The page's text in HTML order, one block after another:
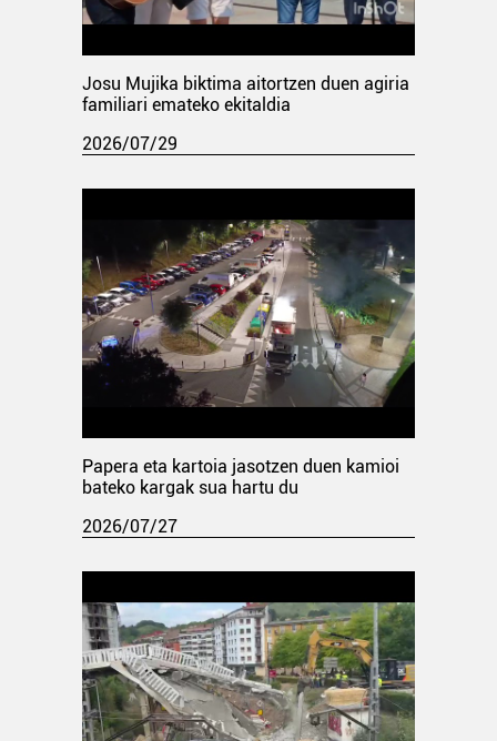
Josu Mujika biktima aitortzen duen agiria
familiari emateko ekitaldia
2026/07/29
Papera eta kartoia jasotzen duen kamioi
bateko kargak sua hartu du
2026/07/27